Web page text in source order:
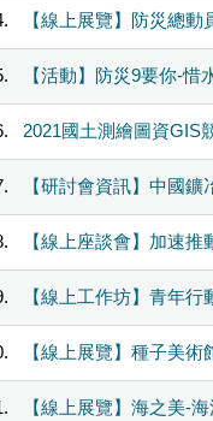
【線上展覽】防災總動
【活動】防災9要你-惜
2021國土測繪圖資GIS
【研討會資訊】中國
【線上座談會】加速
【線上工作坊】青年
【線上展覽】種子美術
【線上展覽】海之美-